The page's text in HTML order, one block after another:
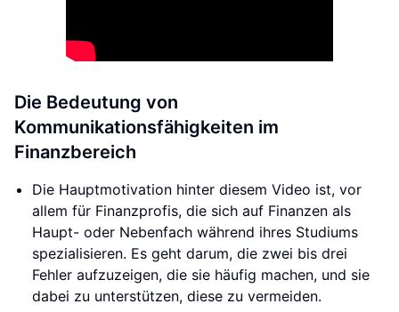
Die Bedeutung von
Kommunikationsfähigkeiten im
Finanzbereich
Die Hauptmotivation hinter diesem Video ist, vor
allem für Finanzprofis, die sich auf Finanzen als
Haupt- oder Nebenfach während ihres Studiums
spezialisieren. Es geht darum, die zwei bis drei
Fehler aufzuzeigen, die sie häufig machen, und sie
dabei zu unterstützen, diese zu vermeiden.